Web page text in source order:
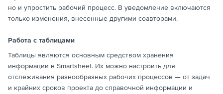
но и упростить рабочий процесс. В уведомление включаются
только изменения, внесенные другими соавторами.
Работа с таблицами
Таблицы являются основным средством хранения
информации в Smartsheet. Их можно настроить для
отслеживания разнообразных рабочих процессов — от задач
и крайних сроков проекта до справочной информации и